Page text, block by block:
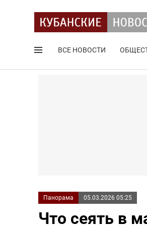
ВСЕ НОВОСТИ
Панорама 05.03.2026 05:25
Что сеять в